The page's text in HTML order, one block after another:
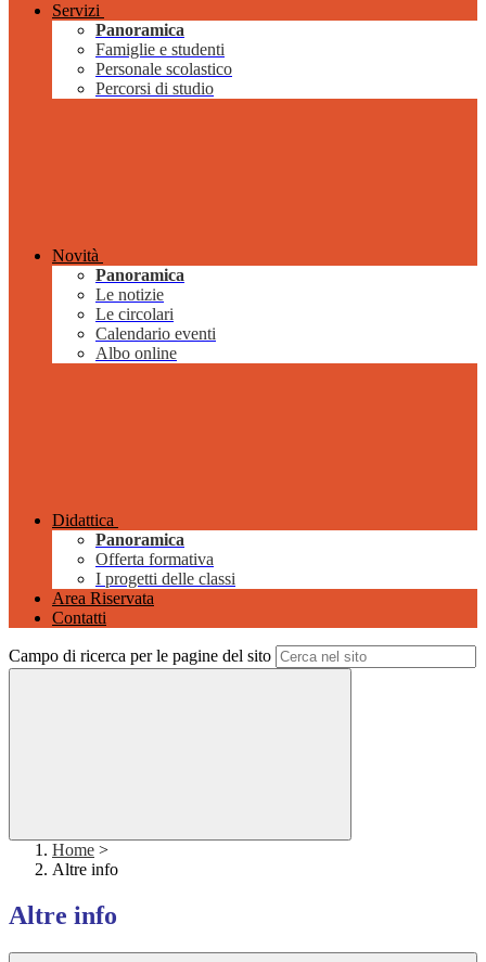
Servizi
Panoramica
Famiglie e studenti
Personale scolastico
Percorsi di studio
Novità
Panoramica
Le notizie
Le circolari
Calendario eventi
Albo online
Didattica
Panoramica
Offerta formativa
I progetti delle classi
Area Riservata
Contatti
Campo di ricerca per le pagine del sito
Home >
Altre info
Altre info